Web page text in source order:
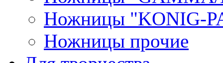
Ножницы "KONIG-
Ножницы прочие